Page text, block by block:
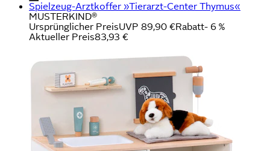
Spielzeug-Arztkoffer »Tierarzt-Center Thymus«
MUSTERKIND®
Ursprünglicher PreisUVP 89,90 €Rabatt- 6 %
Aktueller Preis83,93 €